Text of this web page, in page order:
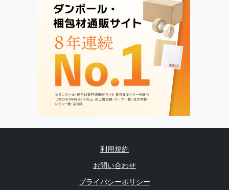
利用規約
お問い合わせ
プライバシーポリシー